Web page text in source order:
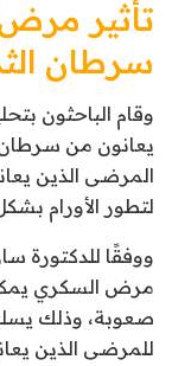
تأثير
سرطان
وقام الباحثون
يعانون من
المرضى الذين
لتطور الأورام
ووفقًا للدكتورة
مرض السكري
صعوبة، وذلك
للمرضى الذين